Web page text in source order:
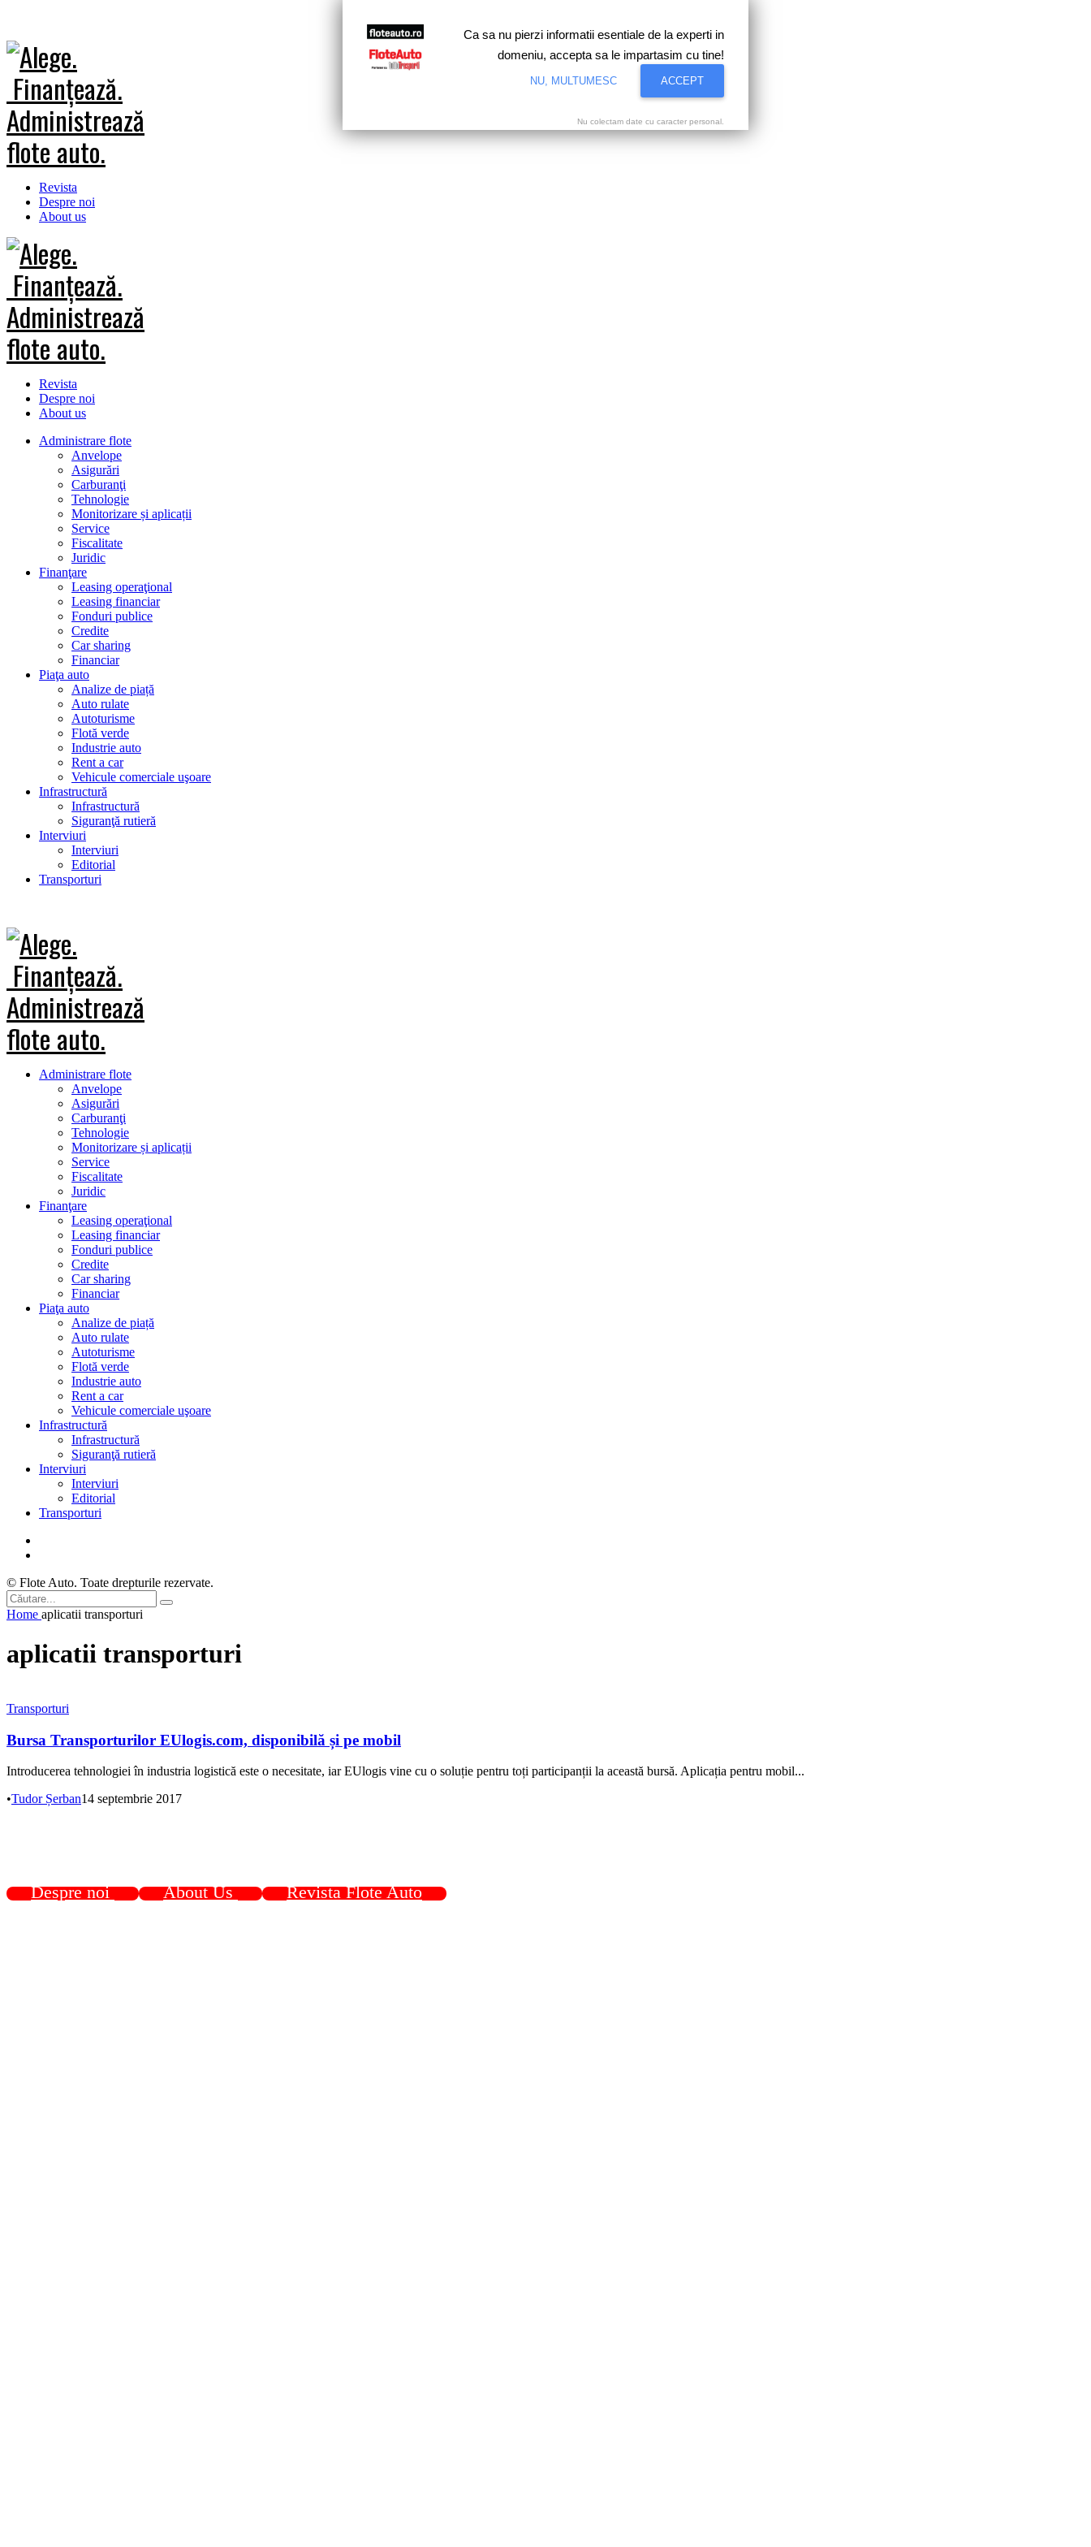
Revista
Despre noi
About us
Revista
Despre noi
About us
Administrare flote
Anvelope
Asigurări
Carburanţi
Tehnologie
Monitorizare și aplicații
Service
Fiscalitate
Juridic
Finanţare
Leasing operaţional
Leasing financiar
Fonduri publice
Credite
Car sharing
Financiar
Piaţa auto
Analize de piață
Auto rulate
Autoturisme
Flotă verde
Industrie auto
Rent a car
Vehicule comerciale uşoare
Infrastructură
Infrastructură
Siguranţă rutieră
Interviuri
Interviuri
Editorial
Transporturi
Administrare flote
Anvelope
Asigurări
Carburanţi
Tehnologie
Monitorizare și aplicații
Service
Fiscalitate
Juridic
Finanţare
Leasing operaţional
Leasing financiar
Fonduri publice
Credite
Car sharing
Financiar
Piaţa auto
Analize de piață
Auto rulate
Autoturisme
Flotă verde
Industrie auto
Rent a car
Vehicule comerciale uşoare
Infrastructură
Infrastructură
Siguranţă rutieră
Interviuri
Interviuri
Editorial
Transporturi
© Flote Auto. Toate drepturile rezervate.
Home aplicatii transporturi
aplicatii transporturi
Transporturi
Bursa Transporturilor EUlogis.com, disponibilă și pe mobil
Introducerea tehnologiei în industria logistică este o necesitate, iar EUlogis vine cu o soluție pentru toți participanții la această bursă. Aplicația pentru mobil...
•Tudor Șerban14 septembrie 2017
Despre noi About Us Revista Flote Auto
Ca sa nu pierzi informatii esentiale de la experti in
domeniu, accepta sa le impartasim cu tine!
NU, MULTUMESC ACCEPT
Nu colectam date cu caracter personal.